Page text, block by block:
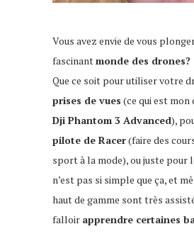
Vous avez envie de vous
fascinantmonde des drones?
Que ce soit pour utiliser votre
prises de vues (ce qui est mon
Dji Phantom 3 Advanced),
pilote de Racer(faire des
sport à la mode), ou juste pour
n’est pas si simple que ça, et
haut de gamme sont très
falloir apprendre certaines